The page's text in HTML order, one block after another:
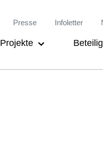
Projekte
Meta-
Presse Infoletter